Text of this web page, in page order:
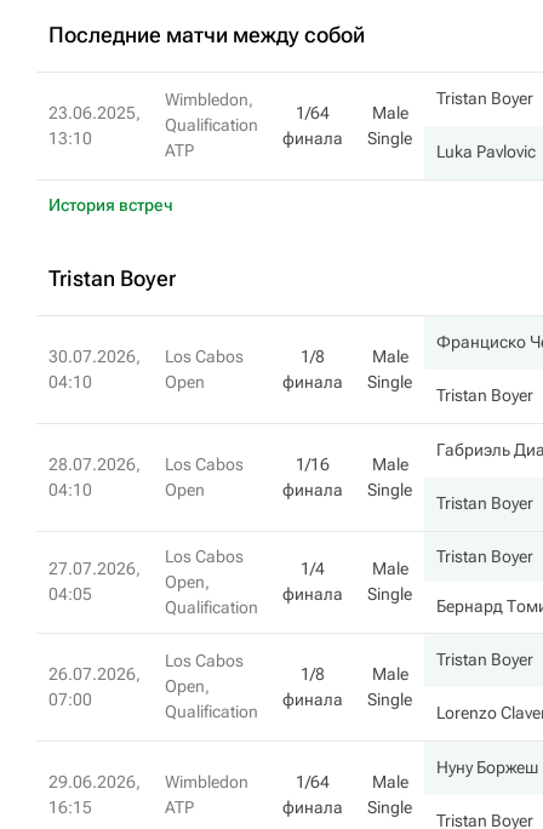
Последние матчи между собой
23.06.2025,
13:10
Wimbledon,
Qualification
ATP
1/64
финала
Male
Single
Tristan Boyer
Luka Pavlovic
История встреч
Tristan Boyer
30.07.2026,
04:10
Los Cabos
Open
1/8
финала
Male
Single
Франциско
Tristan Boyer
28.07.2026,
04:10
Los Cabos
Open
1/16
финала
Male
Single
Габриэль
Tristan Boyer
27.07.2026,
04:05
Los Cabos
Open,
Qualification
1/4
финала
Male
Single
Tristan Boyer
Бернард
26.07.2026,
07:00
Los Cabos
Open,
Qualification
1/8
финала
Male
Single
Tristan Boyer
Lorenzo
29.06.2026,
16:15
Wimbledon
ATP
1/64
финала
Male
Single
Нуну Боржеш
Tristan Boyer